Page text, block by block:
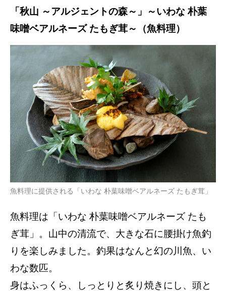
「秋山 ～アルジェントの森～」～いわな 朴葉
味噌ベアルネーズ たもぎ茸～（魚料理）
魚料理に提供される「いわな 朴葉味噌ベアルネーズ たもぎ茸」
魚料理は「いわな 朴葉味噌ベアルネーズ たも
ぎ茸」。山中の清流で、大きな石に腰掛け魚釣
りを楽しみました。釣果はなんと幻の川魚、い
わな数匹。
身はふっくら、しっとりと炙り焼きにし、頭と